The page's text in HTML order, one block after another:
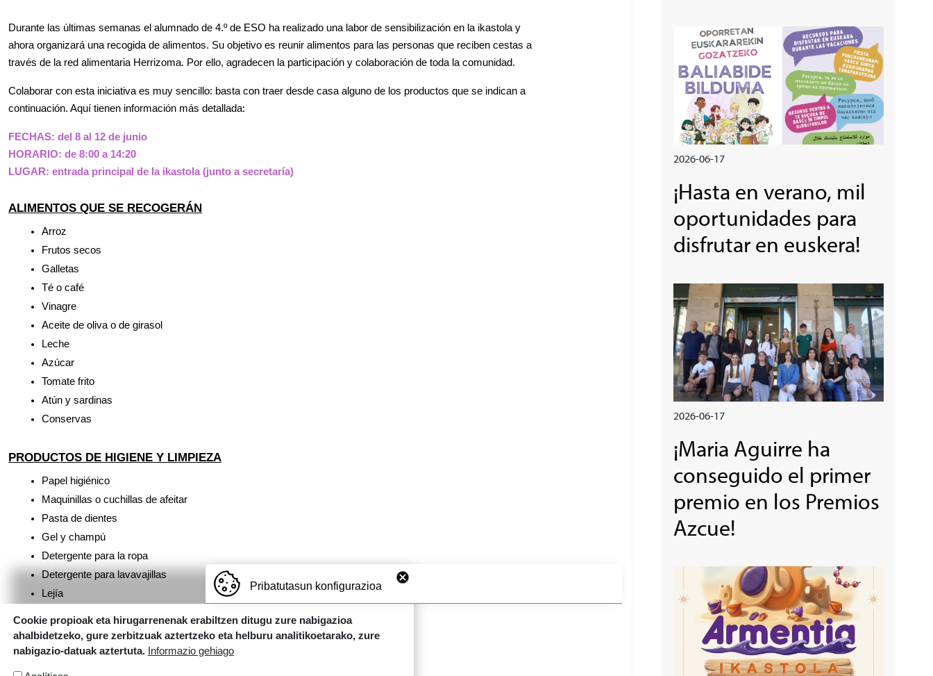
Durante las últimas semanas el alumnado de 4.º de ESO ha realizado una labor de sensibilización en la ikastola y
ahora organizará una recogida de alimentos. Su objetivo es reunir alimentos para las personas que reciben cestas a
través de la red alimentaria Herrizoma. Por ello, agradecen la participación y colaboración de toda la comunidad.
Colaborar con esta iniciativa es muy sencillo: basta con traer desde casa alguno de los productos que se indican a
continuación. Aquí tienen información más detallada:
FECHAS: del 8 al 12 de junio
HORARIO: de 8:00 a 14:20
LUGAR: entrada principal de la ikastola (junto a secretaría)
ALIMENTOS QUE SE RECOGERÁN
Arroz
Frutos secos
Galletas
Té o café
Vinagre
Aceite de oliva o de girasol
Leche
Azúcar
Tomate frito
Atún y sardinas
Conservas
PRODUCTOS DE HIGIENE Y LIMPIEZA
Papel higiénico
Maquinillas o cuchillas de afeitar
Pasta de dientes
Gel y champú
Detergente para la ropa
Detergente para lavavajillas
Lejía
Preservativos
INFORMAZIO GEHIAGO
2026-06-17
¡Hasta en verano, mil
oportunidades para
disfrutar en euskera!
Irudia
2026-06-17
¡Maria Aguirre ha
conseguido el primer
premio en los Premios
Azcue!
Pribatutasun konfigurazioa
Cookie propioak eta hirugarrenenak erabiltzen ditugu zure nabigazioa
ahalbidetzeko, gure zerbitzuak aztertzeko eta helburu analitikoetarako, zure
nabigazio-datuak aztertuta. Informazio gehiago